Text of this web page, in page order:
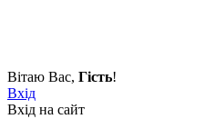
Вітаю Вас, Гість!
Вхід
Вхід на сайт